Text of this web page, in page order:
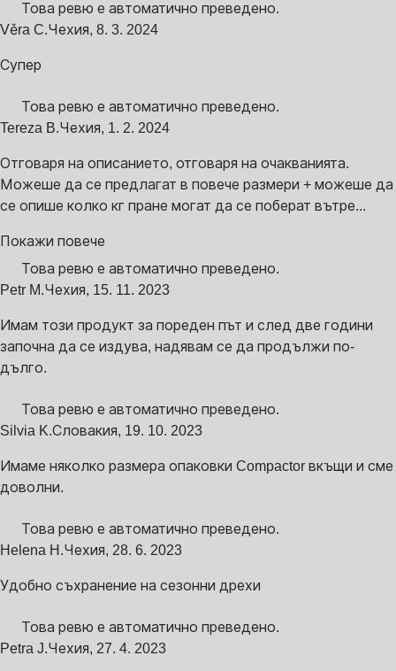
Това ревю е автоматично преведено.
Věra C.Чехия, 8. 3. 2024
Супер
Това ревю е автоматично преведено.
Tereza B.Чехия, 1. 2. 2024
Отговаря на описанието, отговаря на очакванията.
Можеше да се предлагат в повече размери + можеше да
се опише колко кг пране могат да се поберат вътре...
Покажи повече
Това ревю е автоматично преведено.
Petr M.Чехия, 15. 11. 2023
Имам този продукт за пореден път и след две години
започна да се издува, надявам се да продължи по-
дълго.
Това ревю е автоматично преведено.
Silvia K.Словакия, 19. 10. 2023
Имаме няколко размера опаковки Compactor вкъщи и сме
доволни.
Това ревю е автоматично преведено.
Helena H.Чехия, 28. 6. 2023
Удобно съхранение на сезонни дрехи
Това ревю е автоматично преведено.
Petra J.Чехия, 27. 4. 2023